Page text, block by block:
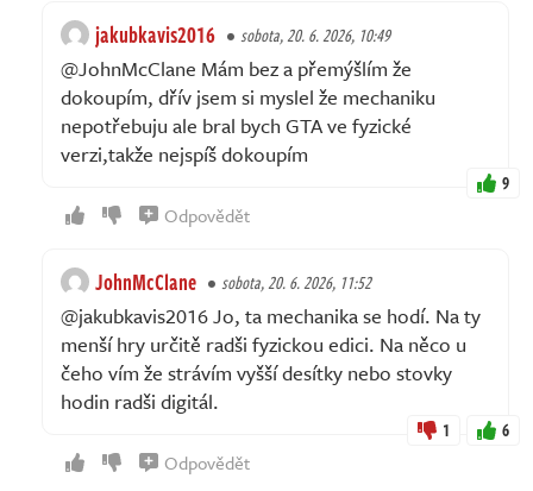
jakubkavis2016 sobota, 20. 6. 2026, 10:49
@JohnMcClane Mám bez a přemýšlím že
dokoupím, dřív jsem si myslel že mechaniku
nepotřebuju ale bral bych GTA ve fyzické
verzi,takže nejspíš dokoupím
9
Odpovědět
JohnMcClane sobota, 20. 6. 2026, 11:52
@jakubkavis2016 Jo, ta mechanika se hodí. Na ty
menší hry určitě radši fyzickou edici. Na něco u
čeho vím že strávím vyšší desítky nebo stovky
hodin radši digitál.
1 6
Odpovědět